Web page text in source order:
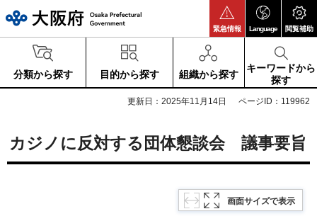
緊急情報 Language 閲覧補助
分類から探す 目的から探す 組織から探す
キーワードから
探す
更新日：2025年11月14日 ページID：119962
カジノに反対する団体懇談会 議事要旨
画面サイズで表示